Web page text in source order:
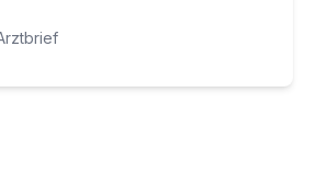
Körpers zu untersuc...